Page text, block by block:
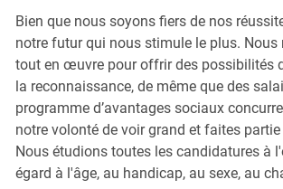
Bien que nous soyons fiers de nos
notre futur qui nous stimule le plus. Nous
tout en œuvre pour offrir des possibilités
la reconnaissance, de même que des
programme d’avantages sociaux
notre volonté de voir grand et faites partie
Nous étudions toutes les candidatures à
égard à l'âge, au handicap, au sexe, au